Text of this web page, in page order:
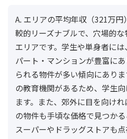
A. エリアの平均年収（321万
較的リーズナブルで、穴場的
エリアです。学生や単身者に
パート・マンションが豊富に
られる物件が多い傾向にあり
の教育機関があるため、学生
ます。また、郊外に目を向け
の物件も手頃な価格で見つか
スーパーやドラッグストアも